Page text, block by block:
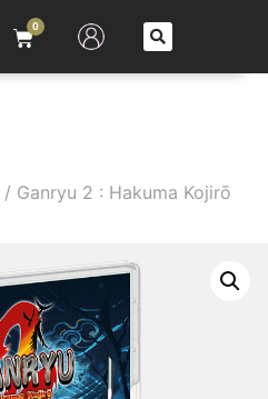
0
/ Ganryu 2 : Hakuma Kojirō